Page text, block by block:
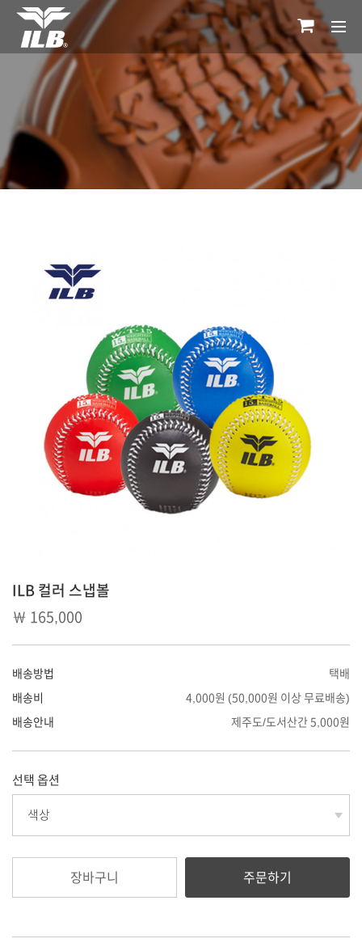
ILB 컬러 스냅볼
￦ 165,000
배송방법 택배
배송비 4,000원 (50,000원 이상 무료배송)
배송안내 제주도/도서산간 5,000원
선택 옵션
장바구니 주문하기